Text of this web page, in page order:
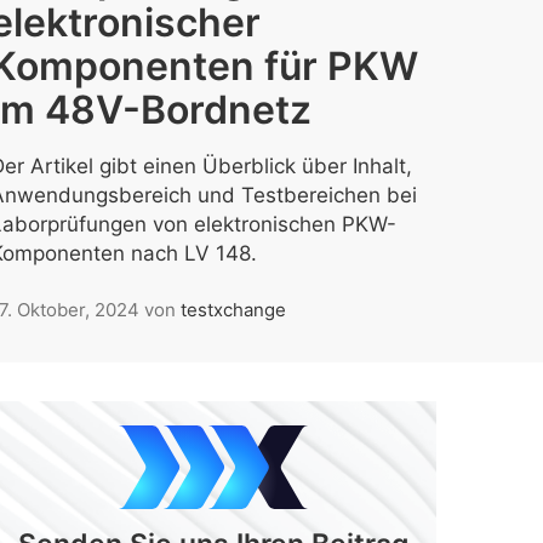
für PKW
48V-Bordnetz
Artikel gibt einen Überblick über Inhalt,
und Testbereichen bei
von elektronischen PKW-
nach LV 148.
Oktober, 2024 von testxchange